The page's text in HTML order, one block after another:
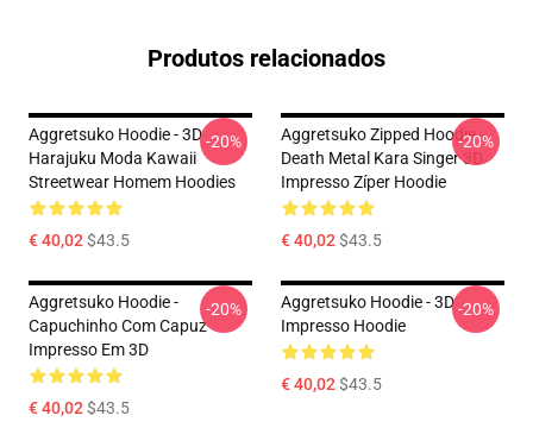
Produtos relacionados
Aggretsuko Hoodie - 3D
Harajuku Moda Kawaii
Streetwear Homem Hoodies
€ 40,02$43.5
-20%
Aggretsuko Zipped Hoodie -
Death Metal Kara Singer 3D
Impresso Zíper Hoodie
€ 40,02$43.5
-20%
Aggretsuko Hoodie -
Capuchinho Com Capuz
Impresso Em 3D
€ 40,02$43.5
-20%
Aggretsuko Hoodie - 3D
Impresso Hoodie
€ 40,02$43.5
-20%